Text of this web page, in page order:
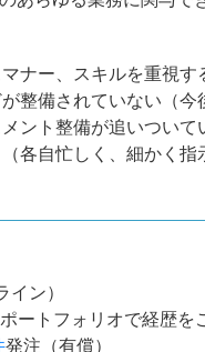
ナー、スキルを重視す
整備されていない（今
ント整備が追いついて
各自忙しく、細かく指
ン）
ートフォリオで経歴を